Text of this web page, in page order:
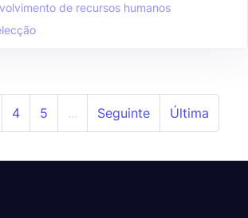
de recursos humanos
4 5 ... Seguinte Última